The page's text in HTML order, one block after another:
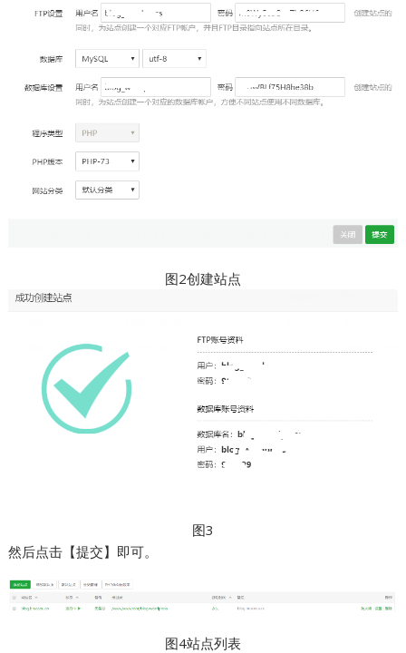
图2创建站点
图3
然后点击【提交】即可。
图4站点列表